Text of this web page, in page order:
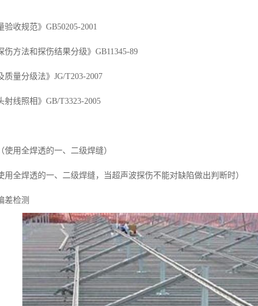
验收规范》GB50205-2001
伤方法和探伤结果分级》GB11345-89
质量分级法》JG/T203-2007
射线照相》GB/T3323-2005
用全焊透的一、二级焊缝）
用全焊透的一、二级焊缝，当超声波探伤不能对缺陷做出判断时）
差检测